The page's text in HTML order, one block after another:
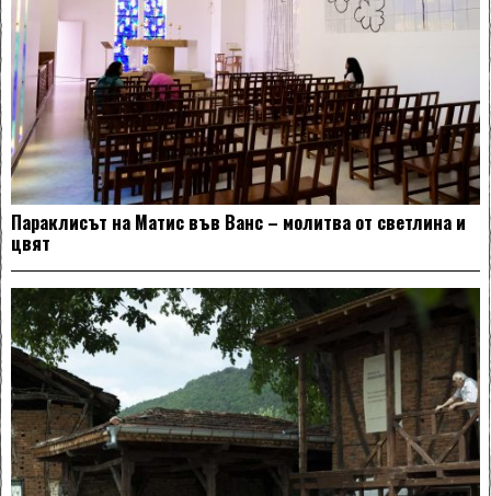
Параклисът на Матис във Ванс – молитва от светлина и
цвят